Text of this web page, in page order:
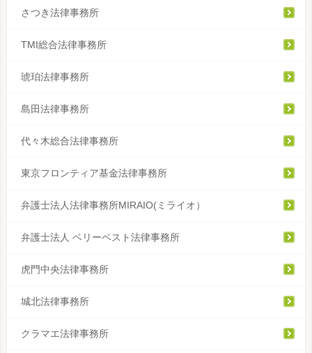
さつき法律事務所
TMI総合法律事務所
琥珀法律事務所
島田法律事務所
代々木総合法律事務所
東京フロンティア基金法律事務所
弁護士法人法律事務所MIRAIO(ミライオ）
弁護士法人 ベリーベスト法律事務所
虎門中央法律事務所
城北法律事務所
クラマエ法律事務所